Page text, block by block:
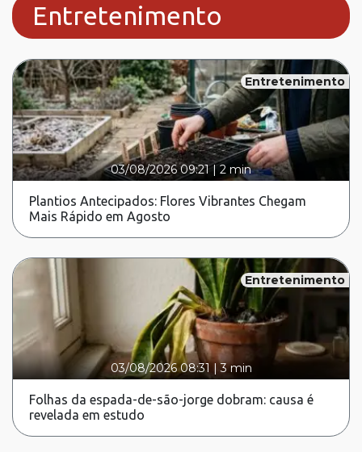
Entretenimento
Entretenimento
03/08/2026 09:21|2 min
Plantios Antecipados: Flores Vibrantes Chegam
Mais Rápido em Agosto
Entretenimento
03/08/2026 08:31 |3 min
Folhas da espada-de-são-jorge dobram: causa é
revelada em estudo